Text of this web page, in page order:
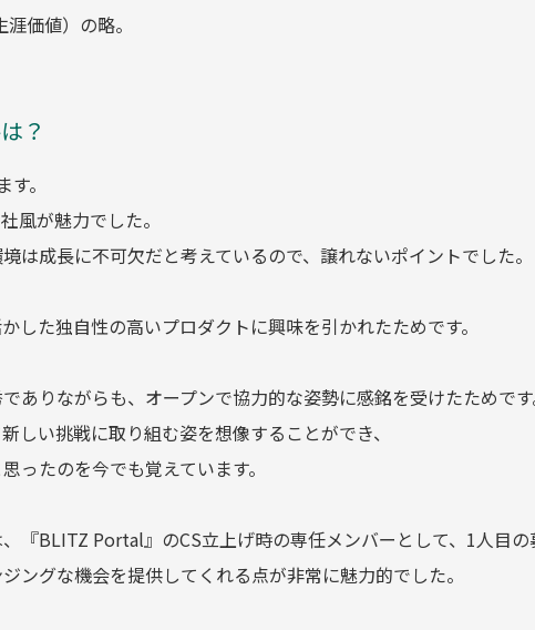
価値）の略。
？
。
風が魅力でした。
は成長に不可欠だと考えているので、譲れないポイントでした。
した独自性の高いプロダクトに興味を引かれたためです。
ありながらも、オープンで協力的な姿勢に感銘を受けたためで
しい挑戦に取り組む姿を想像することができ、
ったのを今でも覚えています。
『BLITZ Portal』のCS立上げ時の専任メンバーとして、1人目
ングな機会を提供してくれる点が非常に魅力的でした。